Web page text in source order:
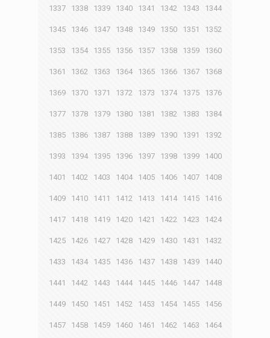
1337 1338 1339 1340 1341 1342 1343 1344
1345 1346 1347 1348 1349 1350 1351 1352
1353 1354 1355 1356 1357 1358 1359 1360
1361 1362 1363 1364 1365 1366 1367 1368
1369 1370 1371 1372 1373 1374 1375 1376
1377 1378 1379 1380 1381 1382 1383 1384
1385 1386 1387 1388 1389 1390 1391 1392
1393 1394 1395 1396 1397 1398 1399 1400
1401 1402 1403 1404 1405 1406 1407 1408
1409 1410 1411 1412 1413 1414 1415 1416
1417 1418 1419 1420 1421 1422 1423 1424
1425 1426 1427 1428 1429 1430 1431 1432
1433 1434 1435 1436 1437 1438 1439 1440
1441 1442 1443 1444 1445 1446 1447 1448
1449 1450 1451 1452 1453 1454 1455 1456
1457 1458 1459 1460 1461 1462 1463 1464